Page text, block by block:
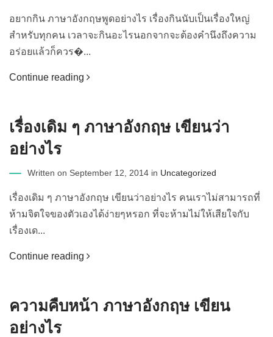
อยากกิน ภาษาอังกฤษพูดอย่างไร เรื่องกินนับเป็นเรื่องใหญ่
สำหรับทุกคน เวลาจะกินอะไรนอกจากจะต้องคำนึงถึงความ
อร่อยแล้วก็ควร�...
Continue reading
เรื่องเดิม ๆ ภาษาอังกฤษ เขียนว่า
อย่างไร
Written on September 12, 2014 in Uncategorized
เรื่องเดิม ๆ ภาษาอังกฤษ เขียนว่าอย่างไร คนเราไม่สามารถที่
ห้ามจิตใจของตัวเองได้ง่ายๆหรอก ที่จะห้ามไม่ให้เสียใจกับ
เรื่องเด...
Continue reading
ความคืบหน้า ภาษาอังกฤษ เขียน
อย่างไร